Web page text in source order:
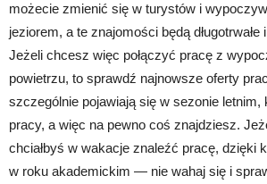
możecie zmienić się w turystów i
jeziorem, a te znajomości będą długotrwałe
Jeżeli chcesz więc połączyć pracę z
powietrzu, to sprawdź najnowsze oferty
szczególnie pojawiają się w sezonie letnim,
pracy, a więc na pewno coś znajdziesz.
chciałbyś w wakacje znaleźć pracę, dzięki
w roku akademickim — nie wahaj się i